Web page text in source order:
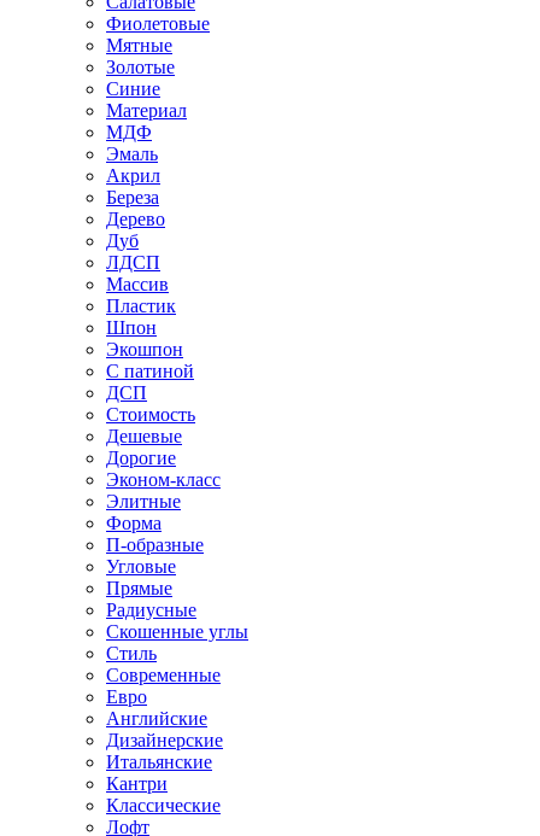
Фиолетовые
Мятные
Золотые
Синие
Материал
МДФ
Эмаль
Акрил
Береза
Дерево
Дуб
ЛДСП
Массив
Пластик
Шпон
Экошпон
С патиной
ДСП
Стоимость
Дешевые
Дорогие
Эконом-класс
Элитные
Форма
П-образные
Угловые
Прямые
Радиусные
Скошенные углы
Стиль
Современные
Евро
Английские
Дизайнерские
Итальянские
Кантри
Классические
Лофт